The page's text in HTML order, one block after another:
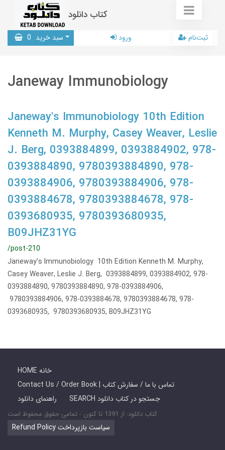
کتاب دانلود
سبد خرید 0 ورود ثبت‌نام
Janeway Immunobiology
Janeway's Immunobiology 10th Edition
Kenneth M. Murphy, Casey Weaver, Leslie
J. Berg, 0393884899, 0393884902, 978-
0393884890, 9780393884890, 978-
0393884906, 9780393884906, 978-
0393884678, 9780393884678, 978-
0393680935, 9780393680935,
B09JHZ31YG
/post-210
Janeway's Immunobiology 10th Edition Kenneth M. Murphy,
Casey Weaver, Leslie J. Berg, 0393884899, 0393884902, 978-
0393884890, 9780393884890, 978-0393884906,
9780393884906, 978-0393884678, 9780393884678, 978-
0393680935, 9780393680935, B09JHZ31YG
HOME خانه
Contact Us / Order Book | تماس با ما / سفارش کتاب
راهنمای دانلود
SEARCH جستجو در کتاب دانلود
کتاب دانلود: از 1391 تا کنون - تمامی حقوق محفوظ است
Refund Policy سیاست بازپرداخت